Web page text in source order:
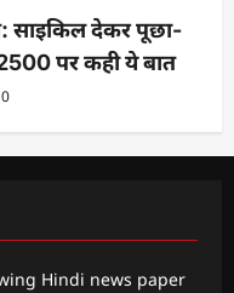
साइकिल देकर पूछा-
पर कही ये बात
0
Hindi news paper